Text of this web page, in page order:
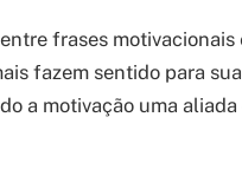
frases motivacionais
fazem sentido para
a motivação uma